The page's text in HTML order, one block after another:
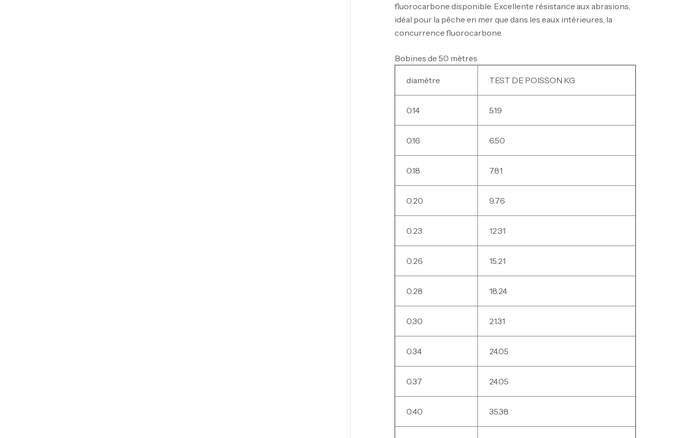
fluorocarbone disponible. Excellente résistance aux abrasions,
idéal pour la pêche en mer que dans les eaux intérieures, la
concurrence fluorocarbone.
Bobines de 50 mètres
diamètre TEST DE POISSON KG
0.14 5.19
0.16 6.50
0.18 7.81
0.20 9.76
0.23 12.31
0.26 15.21
0.28 18.24
0.30 21.31
0.34 24.05
0.37 24.05
0.40 35.38